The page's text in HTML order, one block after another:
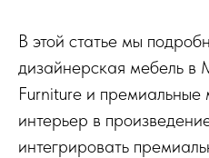
В этой статье мы
дизайнерская мебель в
Furniture и
интерьер в
интегрировать